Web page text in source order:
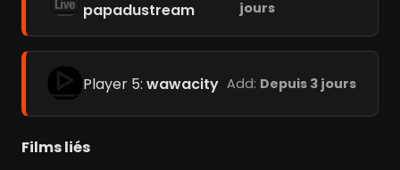
papadustream
jours
Player 5: wawacity Add: Depuis 3 jours
Films liés